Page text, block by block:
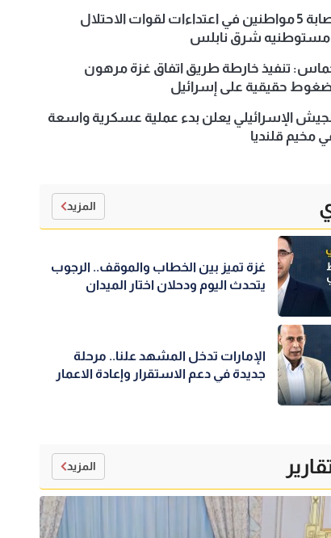
إصابة 5 مواطنين في اعتداءات لقوات الاحتلال
شرق نابلس
تنفيذ خارطة طريق اتفاق غزة مرهون
حقيقية على إسرائيل
الإسرائيلي يعلن بدء عملية عسكرية واسعة
مخيم قلنديا
المزيد
غزة تميز بين الخطاب والموقف.. الرجوب
يتحدث اليوم ودحلان اختار الميدان
الإمارات تدخل المشهد علنا.. مرحلة
جديدة في دعم الاستقرار وإعادة الاعمار
المزيد